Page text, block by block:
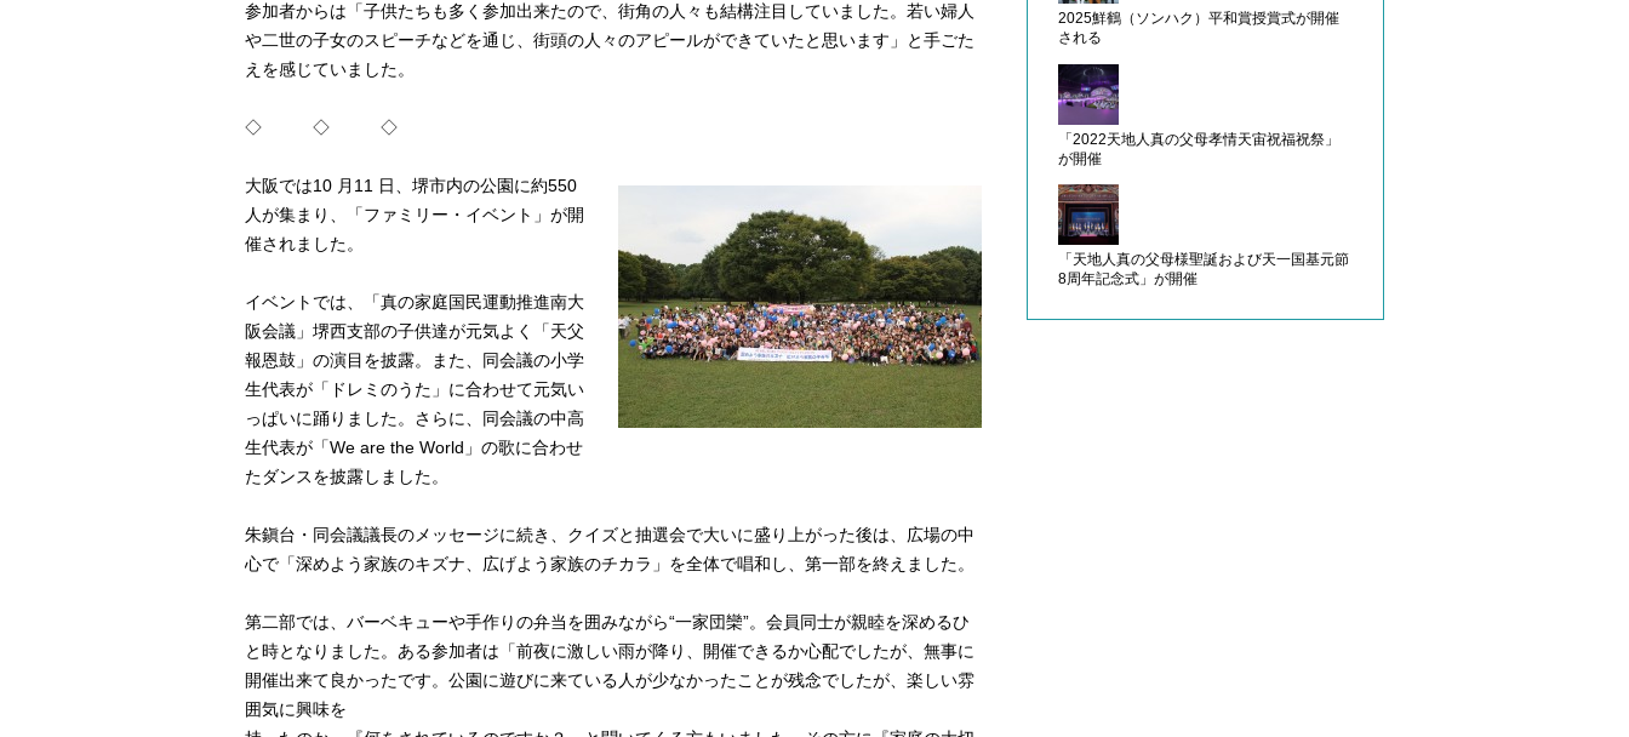
参加者からは「子供たちも多く参加出来たので、街角の人々も結構注目していました。若い婦人
や二世の子女のスピーチなどを通じ、街頭の人々のアピールができていたと思います」と手ごた
えを感じていました。
◇ ◇ ◇
大阪では10 月11 日、堺市内の公園に約550
人が集まり、「ファミリー・イベント」が開
催されました。
イベントでは、「真の家庭国民運動推進南大
阪会議」堺西支部の子供達が元気よく「天父
報恩鼓」の演目を披露。また、同会議の小学
生代表が「ドレミのうた」に合わせて元気い
っぱいに踊りました。さらに、同会議の中高
生代表が「We are the World」の歌に合わせ
たダンスを披露しました。
朱鎭台・同会議議長のメッセージに続き、クイズと抽選会で大いに盛り上がった後は、広場の中
心で「深めよう家族のキズナ、広げよう家族のチカラ」を全体で唱和し、第一部を終えました。
第二部では、バーベキューや手作りの弁当を囲みながら“一家団欒”。会員同士が親睦を深めるひ
と時となりました。ある参加者は「前夜に激しい雨が降り、開催できるか心配でしたが、無事に
開催出来て良かったです。公園に遊びに来ている人が少なかったことが残念でしたが、楽しい雰
囲気に興味を
2025鮮鶴（ソンハク）平和賞授賞式が開催
される
「2022天地人真の父母孝情天宙祝福祝祭」
が開催
「天地人真の父母様聖誕および天一国基元節
8周年記念式」が開催